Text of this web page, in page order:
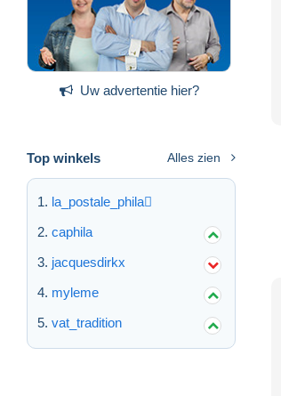
Uw advertentie hier?
Top winkels Alles zien
la_postale_phila
caphila
jacquesdirkx
myleme
vat_tradition